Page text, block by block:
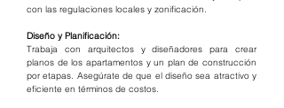
con las regulaciones locales y zonificación.
Diseño y Planificación:
Trabaja con arquitectos y diseñadores para crear
planos de los apartamentos y un plan de construcción
por etapas. Asegúrate de que el diseño sea atractivo y
eficiente en términos de costos.